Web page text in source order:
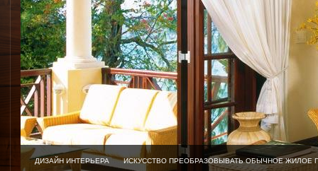
ДИЗАЙН ИНТЕРЬЕРА ИСКУССТВО ПРЕОБРАЗОВЫВАТЬ ОБЫЧНОЕ